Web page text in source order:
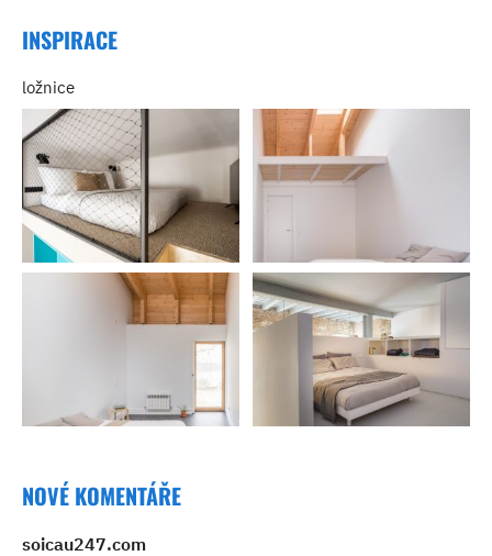
INSPIRACE
ložnice
NOVÉ KOMENTÁŘE
soicau247.com